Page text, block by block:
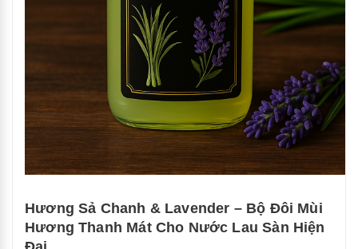
Hương Sả Chanh & Lavender – Bộ Đôi Mùi
Hương Thanh Mát Cho Nước Lau Sàn Hiện